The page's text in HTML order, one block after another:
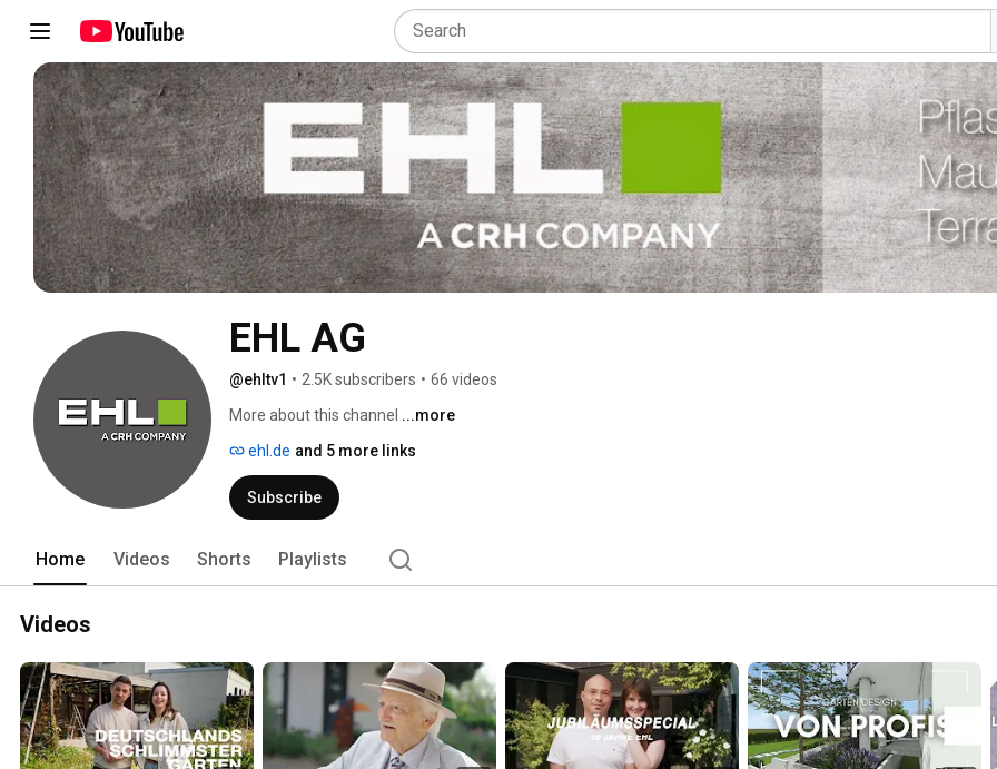
EHL AG
@ehltv1 • 2.5K subscribers • 66 videos
More about this channel ...more
ehl.de and 5 more links
Subscribe
Home Videos Shorts Playlists
Videos